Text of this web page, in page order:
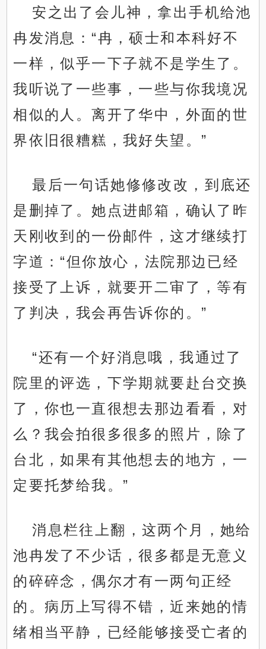
安之出了会儿神，拿出手机给池
冉发消息：“冉，硕士和本科好不
一样，似乎一下子就不是学生了。
我听说了一些事，一些与你我境况
相似的人。离开了华中，外面的世
界依旧很糟糕，我好失望。”
最后一句话她修修改改，到底还
是删掉了。她点进邮箱，确认了昨
天刚收到的一份邮件，这才继续打
字道：“但你放心，法院那边已经
接受了上诉，就要开二审了，等有
了判决，我会再告诉你的。”
“还有一个好消息哦，我通过了
院里的评选，下学期就要赴台交换
了，你也一直很想去那边看看，对
么？我会拍很多很多的照片，除了
台北，如果有其他想去的地方，一
定要托梦给我。”
消息栏往上翻，这两个月，她给
池冉发了不少话，很多都是无意义
的碎碎念，偶尔才有一两句正经
的。病历上写得不错，近来她的情
绪相当平静，已经能够接受亡者的